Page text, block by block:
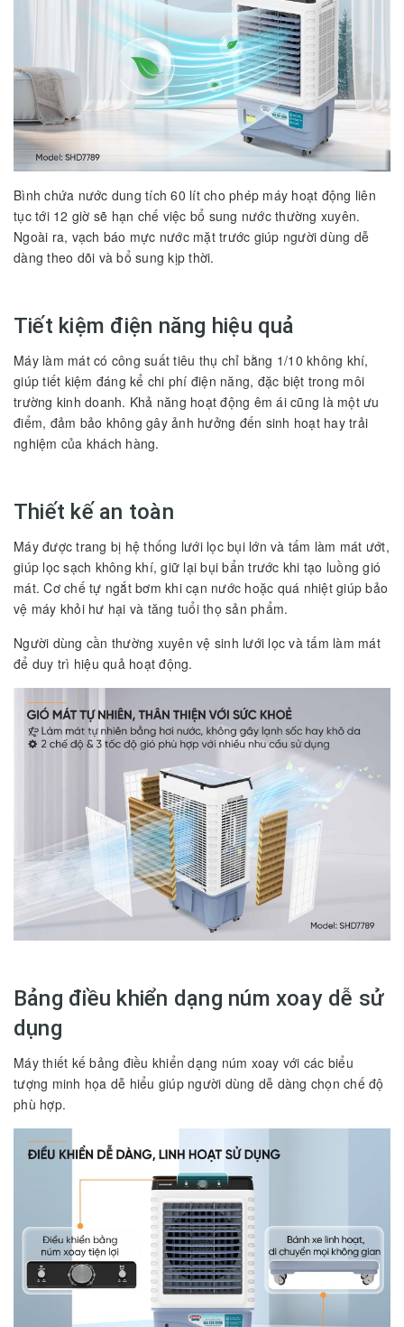
Bình chứa nước dung tích 60 lít cho phép máy hoạt động liên
tục tới 12 giờ sẽ hạn chế việc bổ sung nước thường xuyên.
Ngoài ra, vạch báo mực nước mặt trước giúp người dùng dễ
dàng theo dõi và bổ sung kịp thời.
Tiết kiệm điện năng hiệu quả
Máy làm mát có công suất tiêu thụ chỉ bằng 1/10 không khí,
giúp tiết kiệm đáng kể chi phí điện năng, đặc biệt trong môi
trường kinh doanh. Khả năng hoạt động êm ái cũng là một ưu
điểm, đảm bảo không gây ảnh hưởng đến sinh hoạt hay trải
nghiệm của khách hàng.
Thiết kế an toàn
Máy được trang bị hệ thống lưới lọc bụi lớn và tấm làm mát ướt,
giúp lọc sạch không khí, giữ lại bụi bẩn trước khi tạo luồng gió
mát. Cơ chế tự ngắt bơm khi cạn nước hoặc quá nhiệt giúp bảo
vệ máy khỏi hư hại và tăng tuổi thọ sản phẩm.
Người dùng cần thường xuyên vệ sinh lưới lọc và tấm làm mát
để duy trì hiệu quả hoạt động.
Bảng điều khiển dạng núm xoay dễ sử
dụng
Máy thiết kế bảng điều khiển dạng núm xoay với các biểu
tượng minh họa dễ hiểu giúp người dùng dễ dàng chọn chế độ
phù hợp.